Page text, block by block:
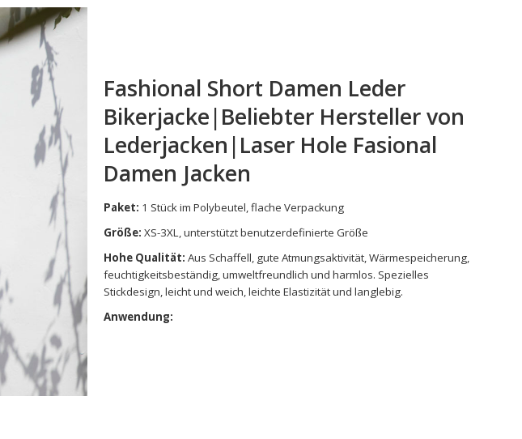
Fashional Short Damen Leder
Bikerjacke|Beliebter Hersteller von
Lederjacken|Laser Hole Fasional
Damen Jacken
Paket: 1 Stück im Polybeutel, flache Verpackung
Größe: XS-3XL, unterstützt benutzerdefinierte Größe
Hohe Qualität: Aus Schaffell, gute Atmungsaktivität, Wärmespeicherung,
feuchtigkeitsbeständig, umweltfreundlich und harmlos. Spezielles
Stickdesign, leicht und weich, leichte Elastizität und langlebig.
Anwendung: